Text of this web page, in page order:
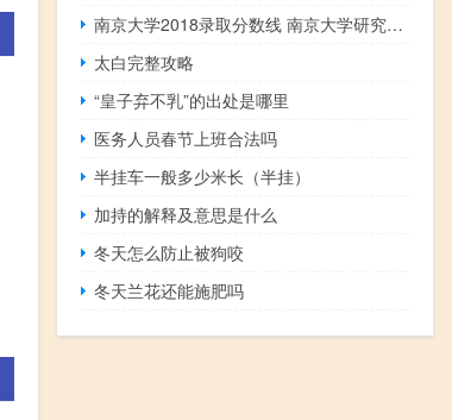
南京大学2018录取分数线 南京大学研究生分数线
太白完整攻略
“皇子弃不乳”的出处是哪里
医务人员春节上班合法吗
半挂车一般多少米长（半挂）
加持的解释及意思是什么
冬天怎么防止被狗咬
冬天兰花还能施肥吗